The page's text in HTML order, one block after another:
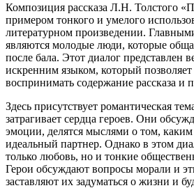
Композиция рассказа Л.Н. Толстого
примером тонкого и умелого
литературном произведении.
являются молодые люди, которые
после бала. Этот диалог представлен
искренним языком, который позволяет
воспринимать содержание рассказа и
Здесь присутствует романтическая
затрагивает сердца героев. Они
эмоции, делятся мыслями о том,
идеальный партнер. Однако в этом
только любовь, но и тонкие
Герои обсуждают вопросы морали и
заставляют их задуматься о жизни и